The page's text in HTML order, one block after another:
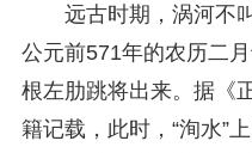
远古时期，涡河不
公元前571年的农历二
根左肋跳将出来。据《
籍记载，此时，“洵水”